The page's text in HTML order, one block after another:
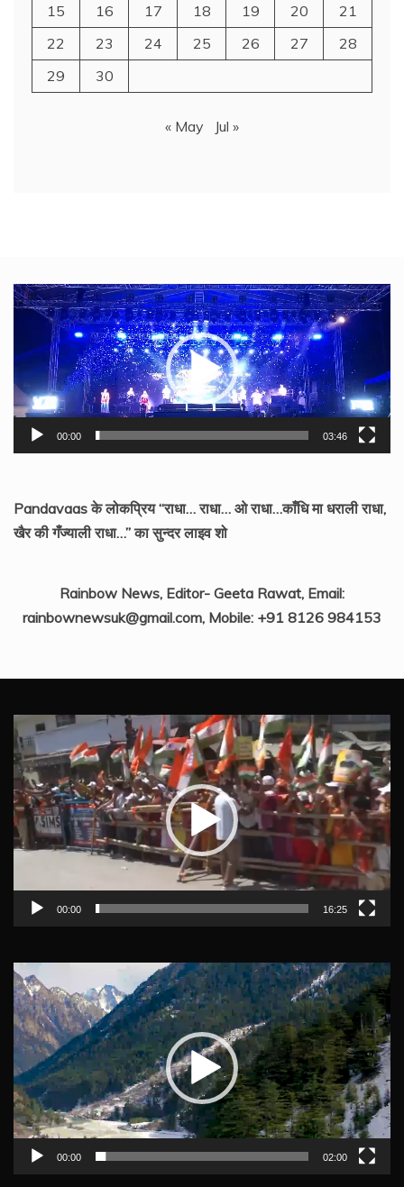
15
16 17 18 19 20
21
22
23 24 25 26 27
28
29
30
« May Jul »
Video
Player
00:00 03:46
Pandavaas के लोकप्रिय “राधा… राधा… ओ राधा…काँधि मा धराली राधा,
खैर की गँज्याली राधा…” का सुन्दर लाइव शो
Rainbow News, Editor- Geeta Rawat, Email:
rainbownewsuk@gmail.com, Mobile: +91 8126 984153
Video
Player
00:00 16:25
Video
Player
00:00 02:00